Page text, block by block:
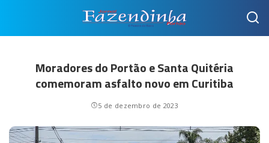
Moradores do Portão e Santa Quitéria
comemoram asfalto novo em Curitiba
5 de dezembro de 2023